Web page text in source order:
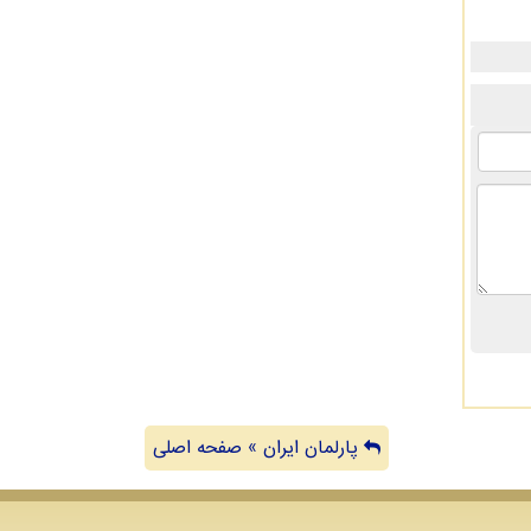
پارلمان ایران » صفحه اصلی